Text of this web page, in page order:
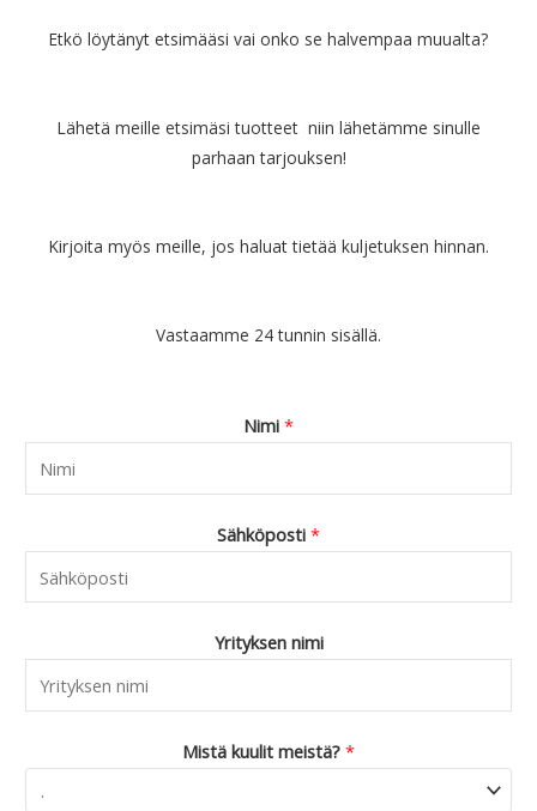
Etkö löytänyt etsimääsi vai onko se halvempaa muualta?
Lähetä meille etsimäsi tuotteet niin lähetämme sinulle
parhaan tarjouksen!
Kirjoita myös meille, jos haluat tietää kuljetuksen hinnan.
Vastaamme 24 tunnin sisällä.
Nimi *
Sähköposti *
Yrityksen nimi
Mistä kuulit meistä? *